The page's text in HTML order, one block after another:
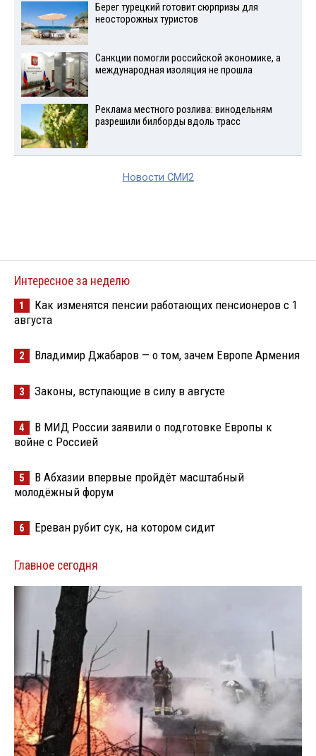
Берег турецкий готовит сюрпризы для
неосторожных туристов
Санкции помогли российской экономике, а
международная изоляция не прошла
Реклама местного розлива: винодельням
разрешили билборды вдоль трасс
Новости СМИ2
Интересное за неделю
1
Как изменятся пенсии работающих пенсионеров с 1
августа
2 Владимир Джабаров — о том, зачем Европе Армения
3 Законы, вступающие в силу в августе
4
В МИД России заявили о подготовке Европы к
войне с Россией
5
В Абхазии впервые пройдёт масштабный
молодёжный форум
6 Ереван рубит сук, на котором сидит
Главное сегодня